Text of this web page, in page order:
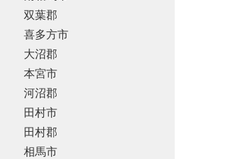
双葉郡
喜多方市
大沼郡
本宮市
河沼郡
田村市
田村郡
相馬市